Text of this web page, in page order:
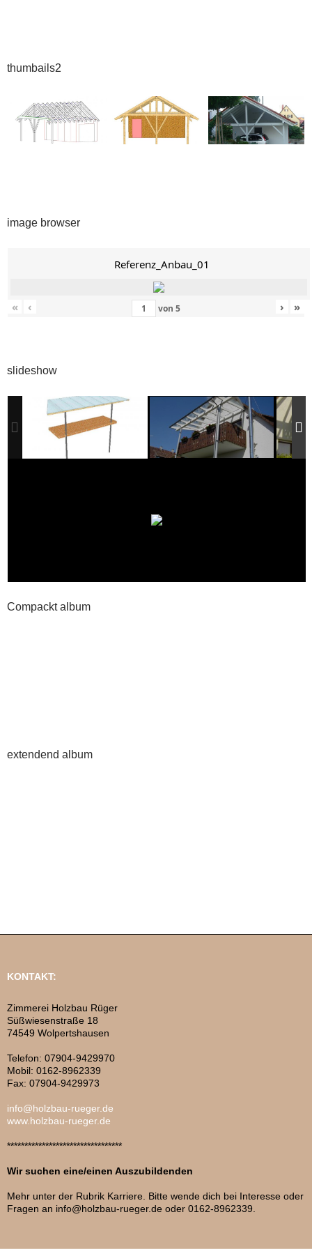
thumbails2
image browser
Referenz_Anbau_01
« ‹ von 5 › »
slideshow
Compackt album
extendend album
KONTAKT:
Zimmerei Holzbau Rüger
Süßwiesenstraße 18
74549 Wolpertshausen
Telefon: 07904-9429970
Mobil: 0162-8962339
Fax: 07904-9429973
info@holzbau-rueger.de
www.holzbau-rueger.de
*********************************
Wir suchen eine/einen Auszubildenden
Mehr unter der Rubrik Karriere. Bitte wende dich bei Interesse oder
Fragen an info@holzbau-rueger.de oder 0162-8962339.